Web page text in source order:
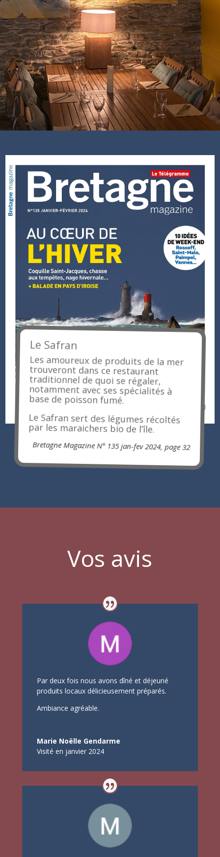
Le Safran
Les amoureux de produits de la mer
trouveront dans ce restaurant
traditionnel de quoi se régaler,
notamment avec ses spécialités à
base de poisson fumé.
Le Safran sert des légumes récoltés
par les maraichers bio de l’île.
Bretagne Magazine N° 135 jan-fev 2024, page 32
Vos avis
Par deux fois nous avons dîné et déjeuné
produits locaux délicieusement préparés.
Ambiance agréable.
Marie Noëlle Gendarme
Visité en janvier 2024